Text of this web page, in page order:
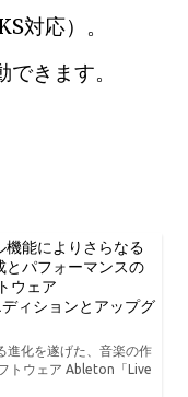
応）。
きます。
機能によりさらなる
とパフォーマンスの
ウェア
ィションとアップグ
進化を遂げた、音楽の作
トウェア Ableton「Live